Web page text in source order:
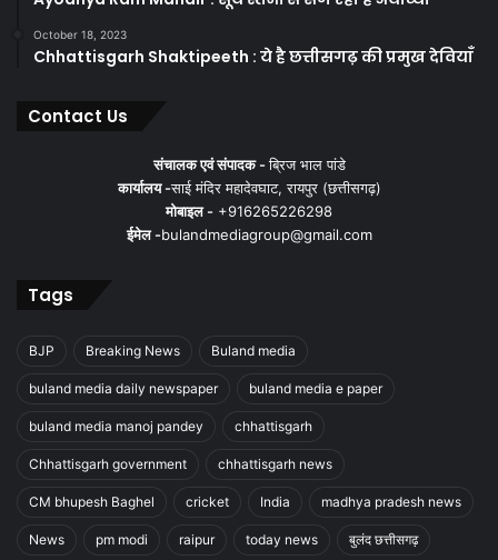
October 18, 2023
Chhattisgarh Shaktipeeth : ये है छत्तीसगढ़ की प्रमुख देवियाँ
Contact Us
संचालक एवं संपादक -ब्रिज भाल पांडे
कार्यालय -साई मंदिर महादेवघाट, रायपुर (छत्तीसगढ़)
मोबाइल - +916265226298
ईमेल -bulandmediagroup@gmail.com
Tags
BJP Breaking News Buland media
buland media daily newspaper buland media e paper
buland media manoj pandey chhattisgarh
Chhattisgarh government chhattisgarh news
CM bhupesh Baghel cricket India madhya pradesh news
News pm modi raipur today news बुलंद छत्तीसगढ़